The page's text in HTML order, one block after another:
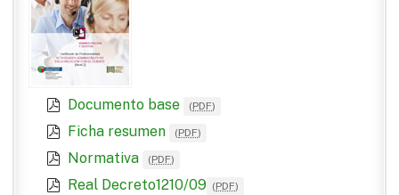
Documento base (PDF)
Ficha resumen (PDF)
Normativa (PDF)
Real Decreto1210/09 (PDF)